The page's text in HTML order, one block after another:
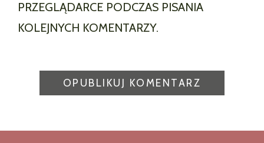
PRZEGLĄDARCE PODCZAS PISANIA
KOLEJNYCH KOMENTARZY.